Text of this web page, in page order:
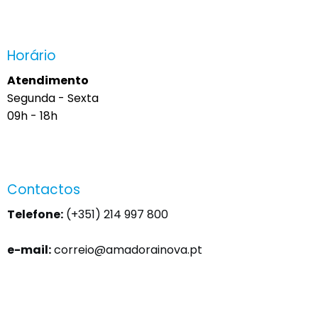
Horário
Atendimento
Segunda - Sexta
09h - 18h
Contactos
Telefone: (+351) 214 997 800
e-mail:correio@amadorainova.pt